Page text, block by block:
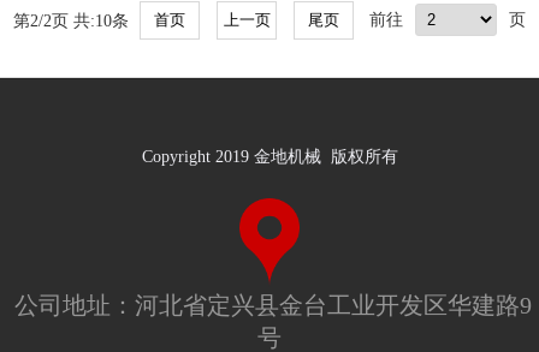
第2/2页 共:10条 前往 页
Copyright 2019 金地机械 版权所有
公司地址：河北省定兴县金台工业开发区华建路9
号